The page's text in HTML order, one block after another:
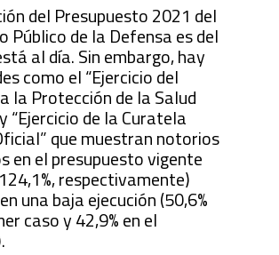
del Presupuesto 2021 del
Público de la Defensa es del
al día. Sin embargo, hay
como el “Ejercicio del
la Protección de la Salud
“Ejercicio de la Curatela
que muestran notorios
en el presupuesto vigente
respectivamente)
una baja ejecución (50,6%
caso y 42,9% en el